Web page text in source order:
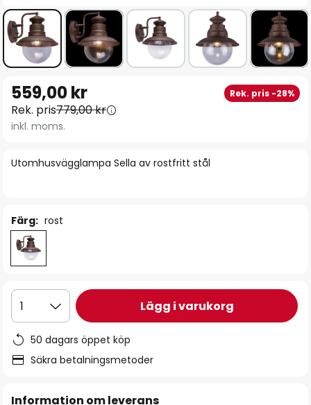
till
början
av
Utomhusvägglampa Sella av rostfritt stål
559,00 kr Rek. pris -28%
Rek. pris779,00 kr
inkl. moms.
Färg: rost
1 Lägg i varukorg
50 dagars öppet köp
Säkra betalningsmetoder
Information om leverans